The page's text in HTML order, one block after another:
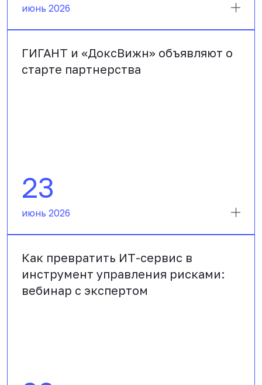
июнь 2026
ГИГАНТ и «ДоксВижн» объявляют о
старте партнерства
23
июнь 2026
Как превратить ИТ-сервис в
инструмент управления рисками:
вебинар с экспертом